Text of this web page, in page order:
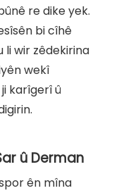
re dike yek.
bi cîhê
li wir zêdekirina
wekî
karîgerî û
û Derman
ên mîna